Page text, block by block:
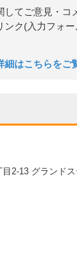
してご意見・コ
ンク(入力フォ
はこちらをご
2-13 グランド